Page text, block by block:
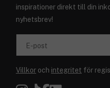
inspirationer direkt till din
nyhetsbrev!
E-post
Villkor och integritet för